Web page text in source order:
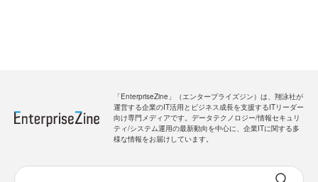
「EnterpriseZine」（エンタープライズジン）は、翔泳社が
運営する企業のIT活用とビジネス成長を支援するITリーダー
向け専門メディアです。データテクノロジー/情報セキュリ
ティ/システム運用の最新動向を中心に、企業ITに関する多
様な情報をお届けしています。